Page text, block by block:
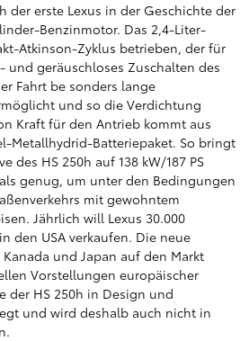
der erste Lexus in der Geschichte der
Benzinmotor. Das 2,4-Liter-
Atkinson-Zyklus betrieben, der für
und geräuschloses Zuschalten des
Fahrt be sonders lange
und so die Verdichtung
Kraft für den Antrieb kommt aus
Metallhydrid-Batteriepaket. So bringt
des HS 250h auf 138 kW/187 PS
genug, um unter den Bedingungen
mit gewohntem
Jährlich will Lexus 30.000
den USA verkaufen. Die neue
und Japan auf den Markt
Vorstellungen europäischer
der HS 250h in Design und
und wird deshalb auch nicht in